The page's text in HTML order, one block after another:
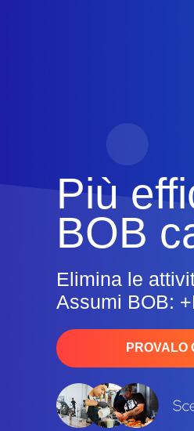
Più
BOB
Elimina le
Assumi BOB:
PROVALO